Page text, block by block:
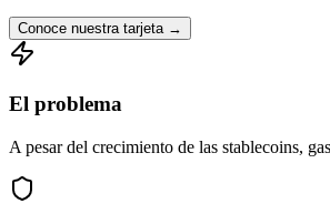
Conoce nuestra tarjeta→
El problema
A pesar del crecimiento de las stablecoins,